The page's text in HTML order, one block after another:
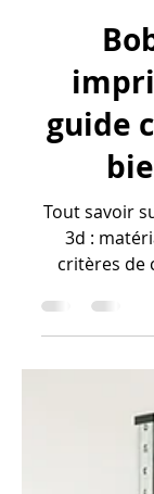
guide
Tout savoir
3d :
critères de